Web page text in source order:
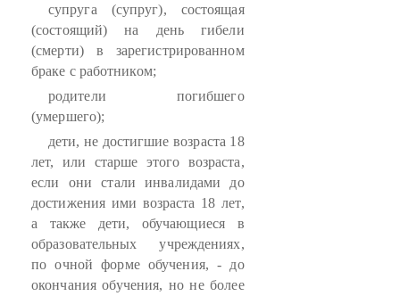
супруга (супруг), состоящая
(состоящий) на день гибели
(смерти) в зарегистрированном
браке с работником;
родители погибшего
(умершего);
дети, не достигшие возраста 18
лет, или старше этого возраста,
если они стали инвалидами до
достижения ими возраста 18 лет,
а также дети, обучающиеся в
образовательных учреждениях,
по очной форме обучения, - до
окончания обучения, но не более